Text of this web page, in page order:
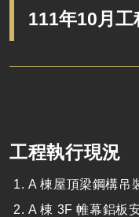
111年10月工
工程執行現況
A 棟屋頂梁鋼構吊
A 棟 3F 帷幕鋁板